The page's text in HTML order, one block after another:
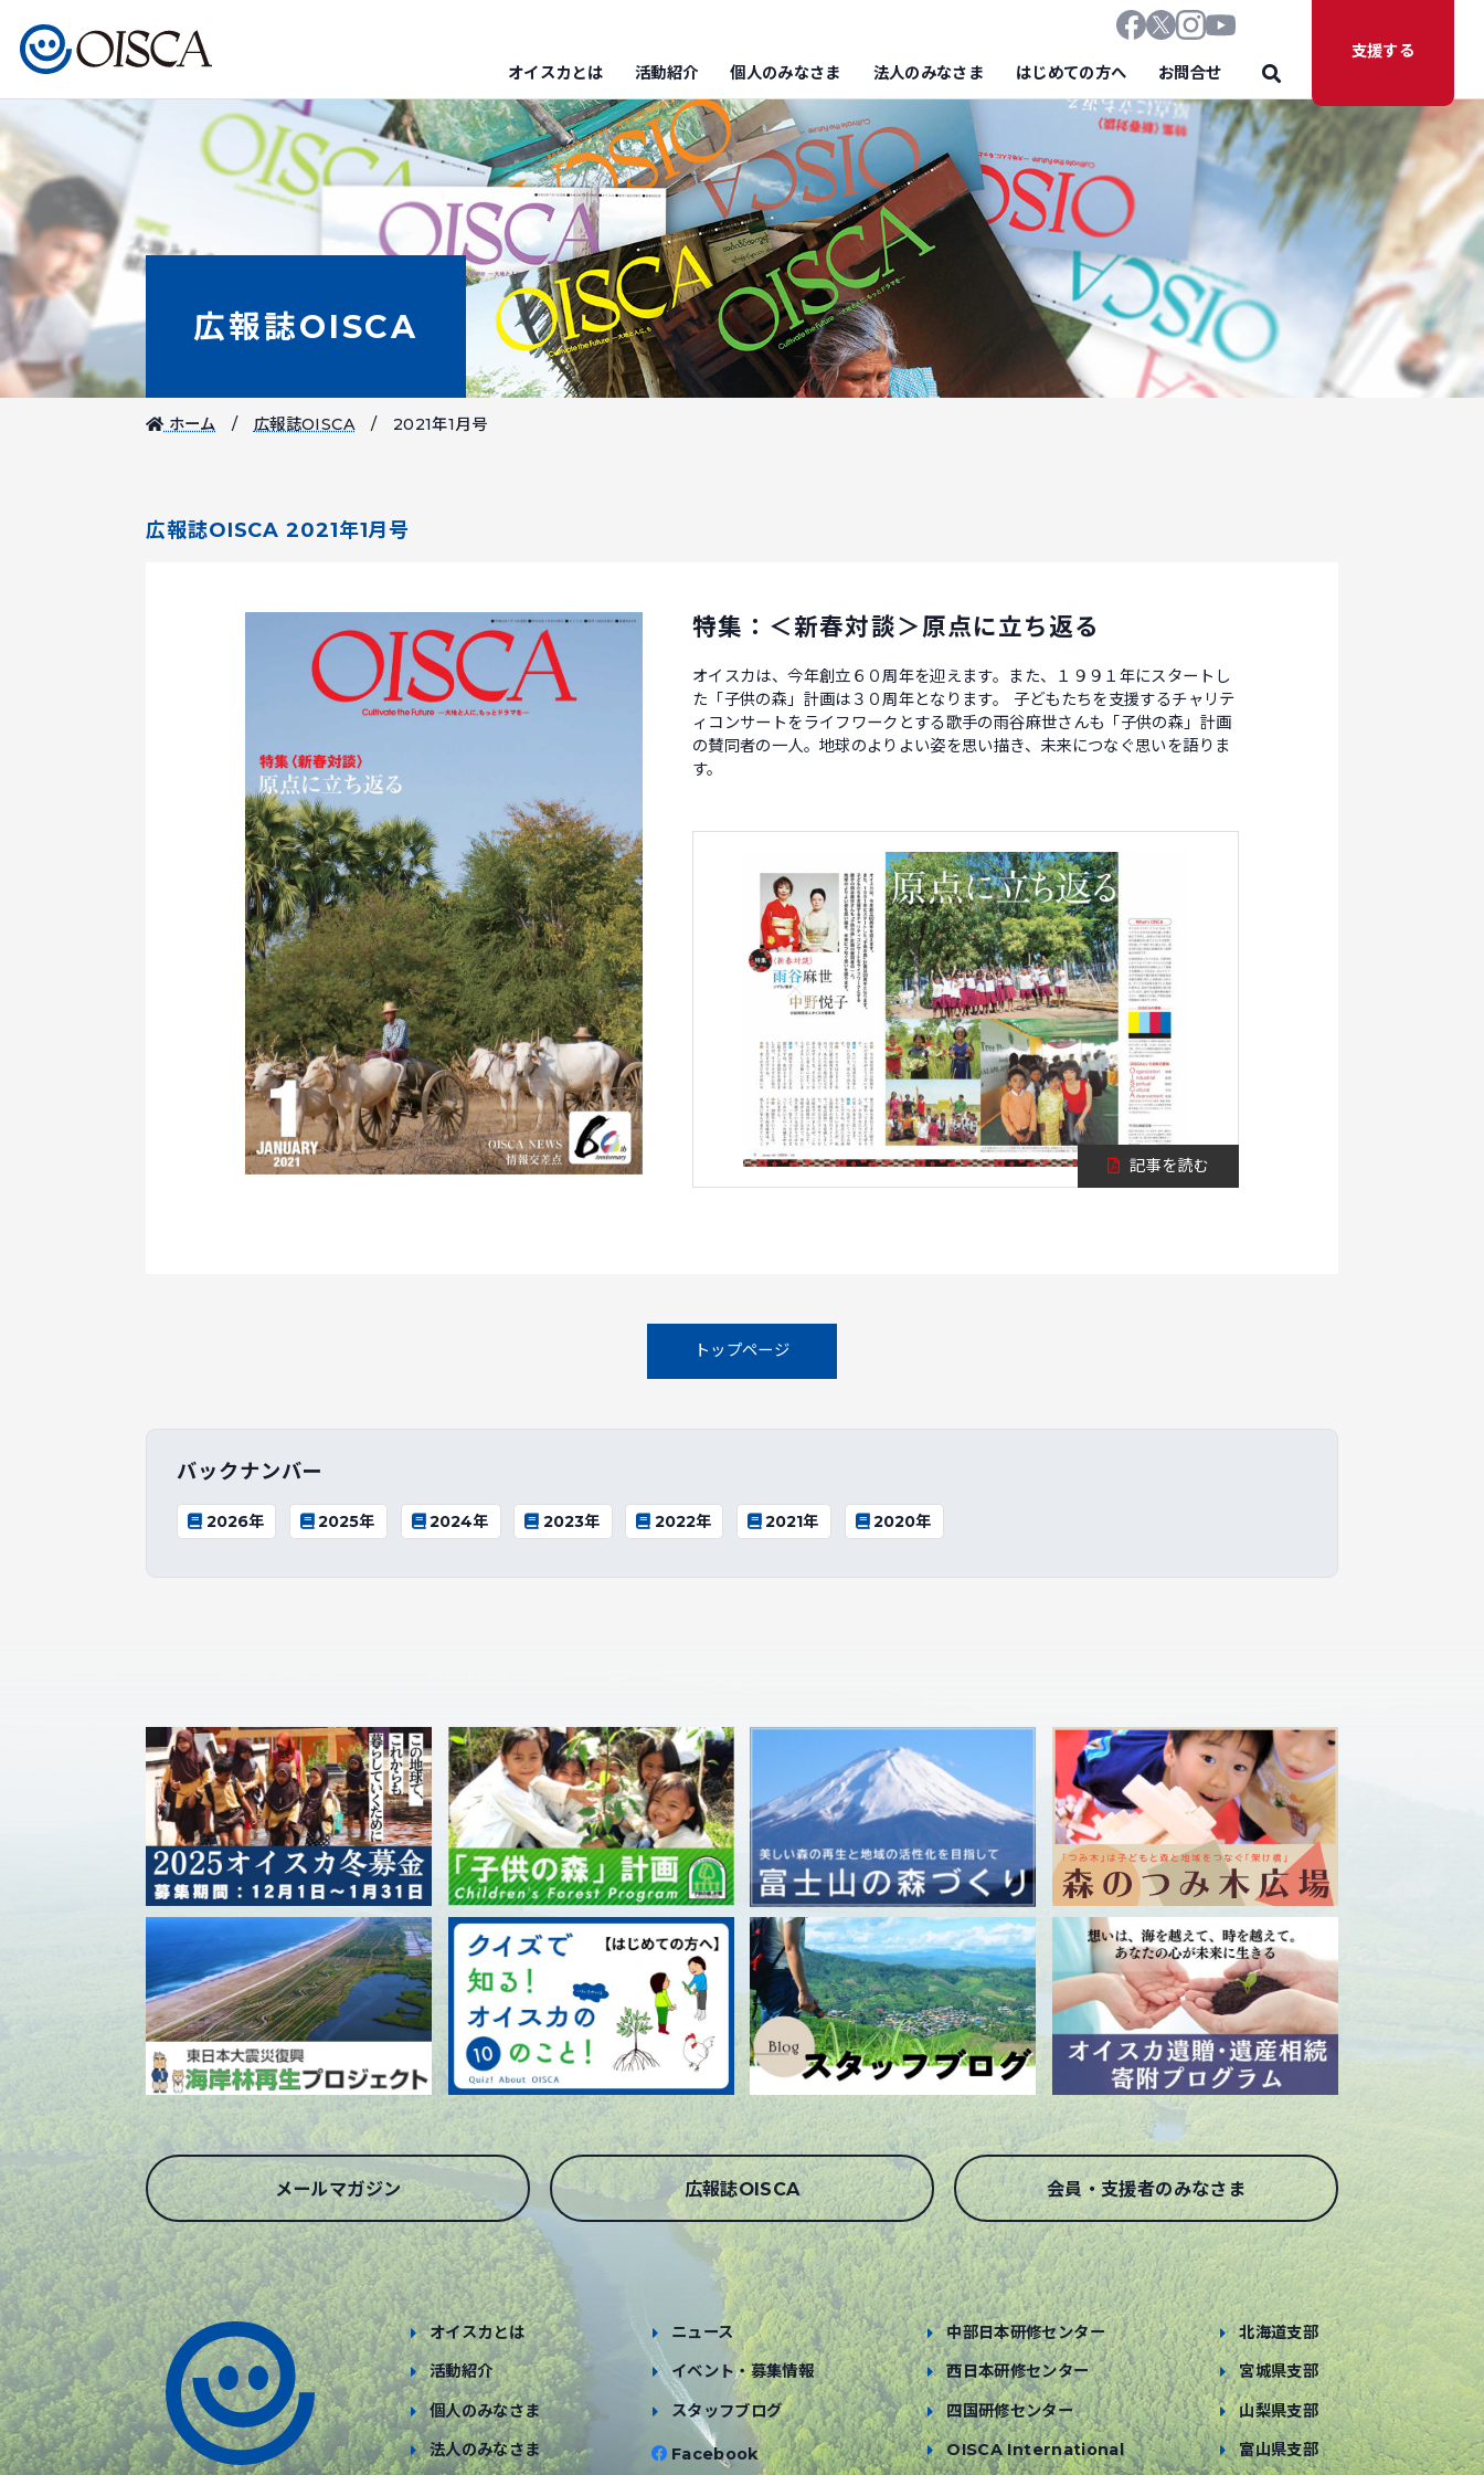
オイスカとは 活動紹介 個人のみなさま 法人のみなさま はじめての方へ お問合せ
支援する
広報誌OISCA
ホーム 広報誌OISCA 2021年1月号
広報誌OISCA 2021年1月号
特集：＜新春対談＞原点に立ち返る
オイスカは、今年創立６０周年を迎えます。また、１９９１年にスタートし
た「子供の森」計画は３０周年となります。 子どもたちを支援するチャリテ
ィコンサートをライフワークとする歌手の雨谷麻世さんも「子供の森」計画
の賛同者の一人。地球のよりよい姿を思い描き、未来につなぐ思いを語りま
す。
記事を読む
トップページ
バックナンバー
2026年 2025年 2024年 2023年 2022年 2021年 2020年
メールマガジン 広報誌OISCA 会員・支援者のみなさま
オイスカとは
活動紹介
個人のみなさま
法人のみなさま
ニュース
イベント・募集情報
スタッフブログ
Facebook
中部日本研修センター
西日本研修センター
四国研修センター
OISCA International
北海道支部
宮城県支部
山梨県支部
富山県支部